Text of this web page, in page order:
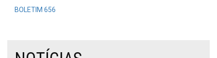
BOLETIM 656